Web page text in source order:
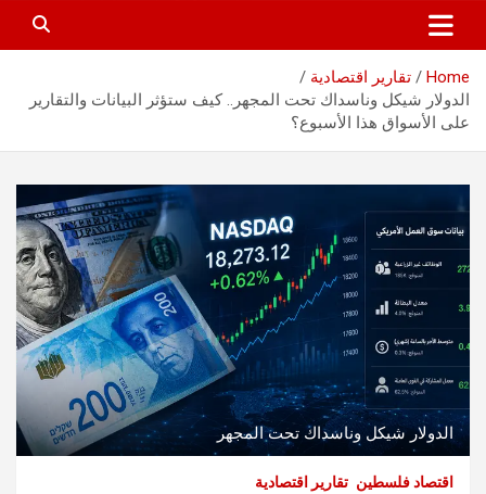
Home
تقارير اقتصادية
الدولار شيكل وناسداك تحت المجهر.. كيف ستؤثر البيانات والتقارير
على الأسواق هذا الأسبوع؟
الدولار شيكل وناسداك تحت المجهر
اقتصاد فلسطين تقارير اقتصادية